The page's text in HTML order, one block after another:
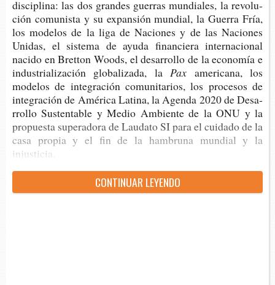
dis­ci­pli­na: las dos gran­des gue­rras mun­dia­les, la revo­lu­
ción comu­nis­ta y su expan­sión mun­dial, la Gue­rra Fría,
los mode­los de la liga de Nacio­nes y de las Nacio­nes
Uni­das, el sis­te­ma de ayuda finan­cie­ra inter­na­cio­nal
naci­do en Bret­ton Woods, el desa­rro­llo de la eco­no­mía e
indus­tria­li­za­ción glo­ba­li­za­da, laPax ame­ri­ca­na, los
mode­los de inte­gra­ción comu­ni­ta­rios, los procesos de
inte­gra­ción de Amé­ri­ca Lati­na, la Agen­da 2020 de Desa­
rro­llo Sus­ten­ta­ble y Medio Ambien­te de la ONU y la
pro­pues­ta supe­ra­do­ra de Lau­da­to SI para el cui­da­do de la
casa pro­pia y el fin de la ham­bru­na mun­dial y la
injusticia.
CON­TI­NUAR LEYENDO